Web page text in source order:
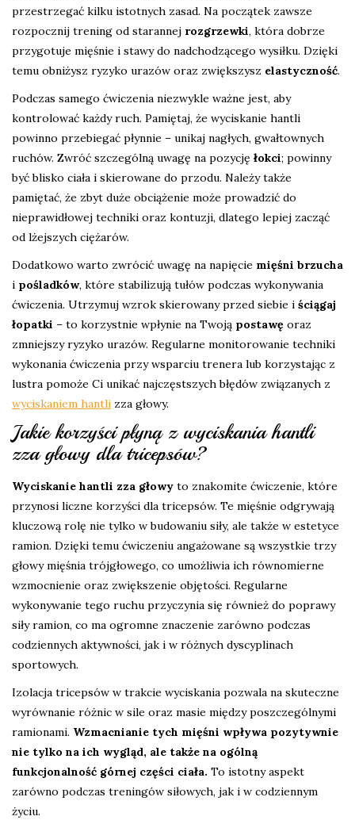
przestrzegać kilku istotnych zasad. Na początek zawsze
rozpocznij trening od starannej rozgrzewki, która dobrze
przygotuje mięśnie i stawy do nadchodzącego wysiłku. Dzięki
temu obniżysz ryzyko urazów oraz zwiększysz elastyczność.
Podczas samego ćwiczenia niezwykle ważne jest, aby
kontrolować każdy ruch. Pamiętaj, że wyciskanie hantli
powinno przebiegać płynnie – unikaj nagłych, gwałtownych
ruchów. Zwróć szczególną uwagę na pozycję łokci; powinny
być blisko ciała i skierowane do przodu. Należy także
pamiętać, że zbyt duże obciążenie może prowadzić do
nieprawidłowej techniki oraz kontuzji, dlatego lepiej zacząć
od lżejszych ciężarów.
Dodatkowo warto zwrócić uwagę na napięcie mięśni brzucha
i pośladków, które stabilizują tułów podczas wykonywania
ćwiczenia. Utrzymuj wzrok skierowany przed siebie i ściągaj
łopatki – to korzystnie wpłynie na Twoją postawę oraz
zmniejszy ryzyko urazów. Regularne monitorowanie techniki
wykonania ćwiczenia przy wsparciu trenera lub korzystając z
lustra pomoże Ci unikać najczęstszych błędów związanych z
wyciskaniem hantli zza głowy.
Jakie korzyści płyną z wyciskania hantli
zza głowy dla tricepsów?
Wyciskanie hantli zza głowy to znakomite ćwiczenie, które
przynosi liczne korzyści dla tricepsów. Te mięśnie odgrywają
kluczową rolę nie tylko w budowaniu siły, ale także w estetyce
ramion. Dzięki temu ćwiczeniu angażowane są wszystkie trzy
głowy mięśnia trójgłowego, co umożliwia ich równomierne
wzmocnienie oraz zwiększenie objętości. Regularne
wykonywanie tego ruchu przyczynia się również do poprawy
siły ramion, co ma ogromne znaczenie zarówno podczas
codziennych aktywności, jak i w różnych dyscyplinach
sportowych.
Izolacja tricepsów w trakcie wyciskania pozwala na skuteczne
wyrównanie różnic w sile oraz masie między poszczególnymi
ramionami. Wzmacnianie tych mięśni wpływa pozytywnie
nie tylko na ich wygląd, ale także na ogólną
funkcjonalność górnej części ciała. To istotny aspekt
zarówno podczas treningów siłowych, jak i w codziennym
życiu.